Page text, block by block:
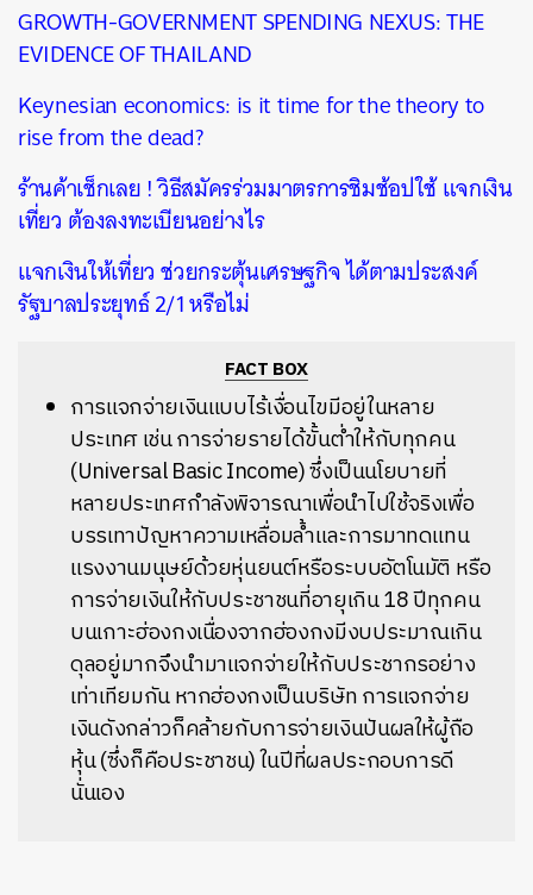
GROWTH-GOVERNMENT SPENDING NEXUS: THE
EVIDENCE OF THAILAND
Keynesian economics: is it time for the theory to
rise from the dead?
ร้านค้าเช็กเลย ! วิธีสมัครร่วมมาตรการชิมช้อปใช้ แจกเงิน
เที่ยว ต้องลงทะเบียนอย่างไร
แจกเงินให้เที่ยว ช่วยกระตุ้นเศรษฐกิจ ได้ตามประสงค์
รัฐบาลประยุทธ์ 2/1 หรือไม่
FACT BOX
การแจกจ่ายเงินแบบไร้เงื่อนไขมีอยู่ในหลาย
ประเทศ เช่น การจ่ายรายได้ขั้นต่ำให้กับทุกคน
(Universal Basic Income) ซึ่งเป็นนโยบายที่
หลายประเทศกำลังพิจารณาเพื่อนำไปใช้จริงเพื่อ
บรรเทาปัญหาความเหลื่อมล้ำและการมาทดแทน
แรงงานมนุษย์ด้วยหุ่นยนต์หรือระบบอัตโนมัติ หรือ
การจ่ายเงินให้กับประชาชนที่อายุเกิน 18 ปีทุกคน
บนเกาะฮ่องกงเนื่องจากฮ่องกงมีงบประมาณเกิน
ดุลอยู่มากจึงนำมาแจกจ่ายให้กับประชากรอย่าง
เท่าเทียมกัน หากฮ่องกงเป็นบริษัท การแจกจ่าย
เงินดังกล่าวก็คล้ายกับการจ่ายเงินปันผลให้ผู้ถือ
หุ้น (ซึ่งก็คือประชาชน) ในปีที่ผลประกอบการดี
นั่นเอง